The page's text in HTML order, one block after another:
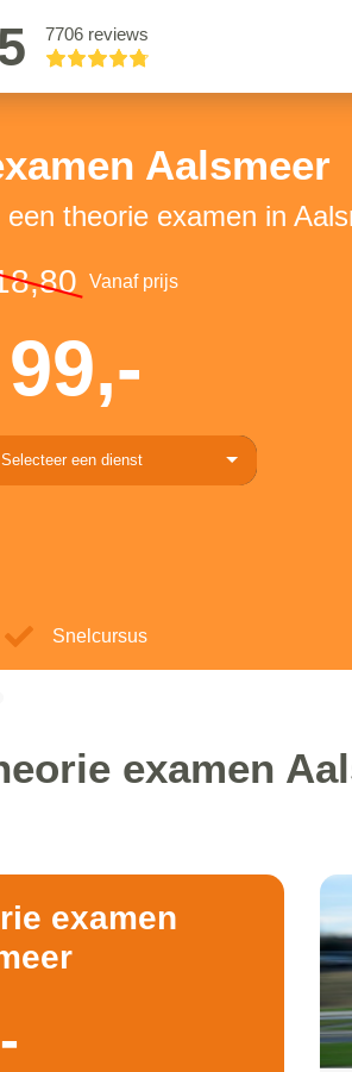
7706 reviews
Aalsmeer
theorie examen in
Vanaf prijs
99,-
Selecteer een dienst
Snelcursus
examen
examen